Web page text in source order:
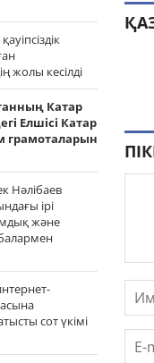
жолы кесілді
Катар
Елшісі Катар
грамоталарын
Нәлібаев
ірі
және
сот үкімі